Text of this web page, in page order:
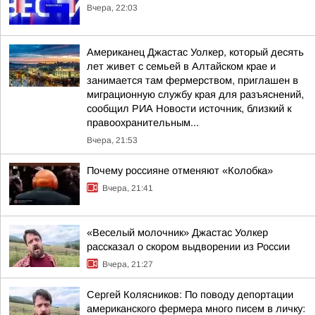
Вчера, 22:03
Американец Джастас Уолкер, который десять
лет живет с семьей в Алтайском крае и
занимается там фермерством, приглашен в
миграционную службу края для разъяснений,
сообщил РИА Новости источник, близкий к
правоохранительным...
Вчера, 21:53
Почему россияне отменяют «Колобка»
Вчера, 21:41
«Веселый молочник» Джастас Уолкер
рассказал о скором выдворении из России
Вчера, 21:27
Сергей Колясников: По поводу депортации
американского фермера много писем в личку: